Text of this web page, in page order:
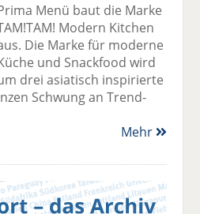
Menü baut die Marke
Modern Kitchen
Die Marke für moderne
und Snackfood wird
drei asiatisch inspirierte
Schwung an Trend-
Mehr